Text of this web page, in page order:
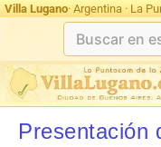
Villa Lugano· Argentina · La
Presentación